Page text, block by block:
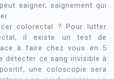
saigner, saignement qui
colorectal ? Pour lutter
il existe un test de
à faire chez vous en 5
détecter ce sang invisible à
une coloscopie sera